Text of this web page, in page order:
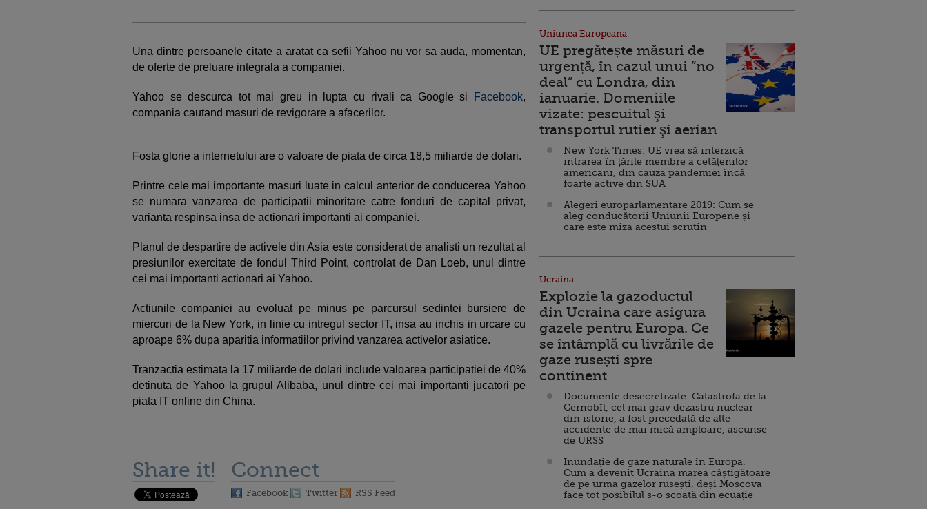
Una dintre persoanele citate a aratat ca sefii Yahoo nu vor sa auda, momentan,
de oferte de preluare integrala a companiei.
Yahoo se descurca tot mai greu in lupta cu rivali ca Google si Facebook,
compania cautand masuri de revigorare a afacerilor.
Fosta glorie a internetului are o valoare de piata de circa 18,5 miliarde de dolari.
Printre cele mai importante masuri luate in calcul anterior de conducerea Yahoo
se numara vanzarea de participatii minoritare catre fonduri de capital privat,
varianta respinsa insa de actionari importanti ai companiei.
Planul de despartire de activele din Asia este considerat de analisti un rezultat al
presiunilor exercitate de fondul Third Point, controlat de Dan Loeb, unul dintre
cei mai importanti actionari ai Yahoo.
Actiunile companiei au evoluat pe minus pe parcursul sedintei bursiere de
miercuri de la New York, in linie cu intregul sector IT, insa au inchis in urcare cu
aproape 6% dupa aparitia informatiilor privind vanzarea activelor asiatice.
Tranzactia estimata la 17 miliarde de dolari include valoarea participatiei de 40%
detinuta de Yahoo la grupul Alibaba, unul dintre cei mai importanti jucatori pe
piata IT online din China.
Share it! Connect
Facebook Twitter RSS Feed
Uniunea Europeana
UE pregătește măsuri de
urgență, în cazul unui ”no
deal” cu Londra, din
ianuarie. Domeniile
vizate: pescuitul şi
transportul rutier şi aerian
New York Times: UE vrea să interzică
intrarea în țările membre a cetăţenilor
americani, din cauza pandemiei încă
foarte active din SUA
Alegeri europarlamentare 2019: Cum se
aleg conducătorii Uniunii Europene și
care este miza acestui scrutin
Ucraina
Explozie la gazoductul
din Ucraina care asigura
gazele pentru Europa. Ce
se întâmplă cu livrările de
gaze rusești spre
continent
Documente desecretizate: Catastrofa de la
Cernobîl, cel mai grav dezastru nuclear
din istorie, a fost precedată de alte
accidente de mai mică amploare, ascunse
de URSS
Inundație de gaze naturale în Europa.
Cum a devenit Ucraina marea câștigătoare
de pe urma gazelor rusești, deși Moscova
face tot posibilul s-o scoată din ecuație